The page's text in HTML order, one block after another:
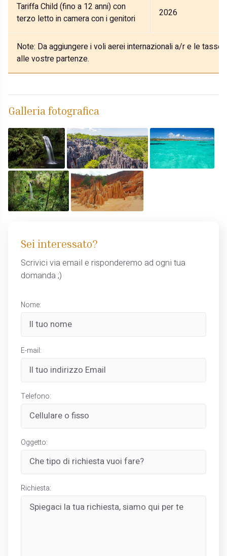
Tariffa Child (fino a 12 anni) con
terzo letto in camera con i genitori
2026
Note: Da aggiungere i voli aerei internazionali a/r e le
alle vostre partenze.
Galleria fotografica
Sei interessato?
Scrivici via email e risponderemo ad ogni tua
domanda ;)
Nome:
E-mail:
Telefono:
Oggetto:
Richiesta: